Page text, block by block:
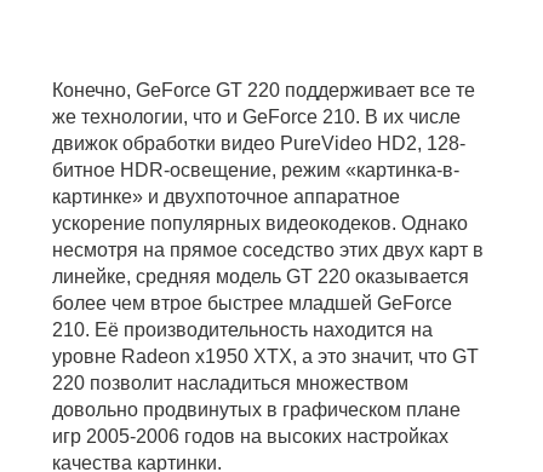
Конечно, GeForce GT 220 поддерживает все те
же технологии, что и GeForce 210. В их числе
движок обработки видео PureVideo HD2, 128-
битное HDR-освещение, режим «картинка-в-
картинке» и двухпоточное аппаратное
ускорение популярных видеокодеков. Однако
несмотря на прямое соседство этих двух карт в
линейке, средняя модель GT 220 оказывается
более чем втрое быстрее младшей GeForce
210. Её производительность находится на
уровне Radeon x1950 XTX, а это значит, что GT
220 позволит насладиться множеством
довольно продвинутых в графическом плане
игр 2005-2006 годов на высоких настройках
качества картинки.